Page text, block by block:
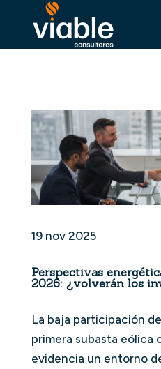
19 nov 2025
Perspectivas
2026: ¿volverán los
La baja participación
primera subasta eólica
evidencia un entorno